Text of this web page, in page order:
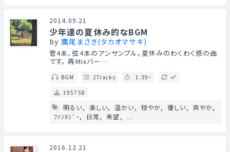
2014.09.21
少年達の夏休み的なBGM
by 鷹尾まさき(タカオマサキ)
管4本、弦4本のアンサンブル。夏休みのわくわく感の曲
です。 再Mixバー…
BGM 2Tracks
1:39~
195758
明るい 楽しい 温かい 穏やか 優しい
爽やか
ﾌｧﾝﾀｼﾞｰ
日常 希望 ...
2016.12.21